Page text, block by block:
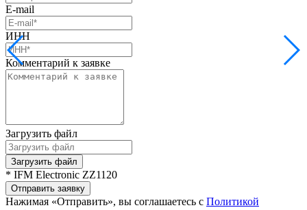
E-mail
ИНН
Комментарий к заявке
Загрузить файл
Загрузить файл
* IFM Electronic ZZ1120
Отправить заявку
Нажимая «Отправить», вы соглашаетесь с Политикой